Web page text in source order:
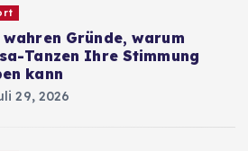
wahren Gründe, warum
Tanzen Ihre Stimmung
kann
29, 2026